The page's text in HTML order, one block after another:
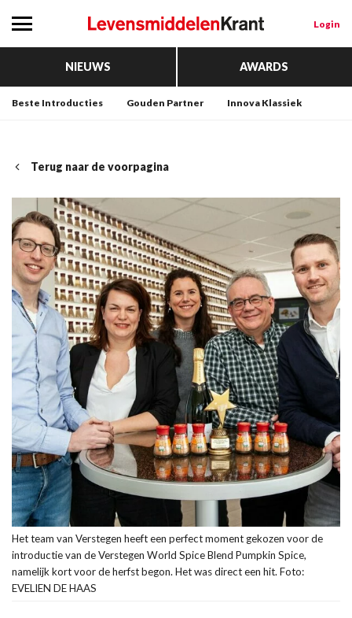
Login
NIEUWS AWARDS
Beste Introducties Gouden Partner Innova Klassiek
Terug naar de voorpagina
Het team van Verstegen heeft een perfect moment gekozen voor de
introductie van de Verstegen World Spice Blend Pumpkin Spice,
namelijk kort voor de herfst begon. Het was direct een hit. Foto:
EVELIEN DE HAAS